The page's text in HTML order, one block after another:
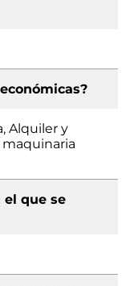
Alquiler y
el que se